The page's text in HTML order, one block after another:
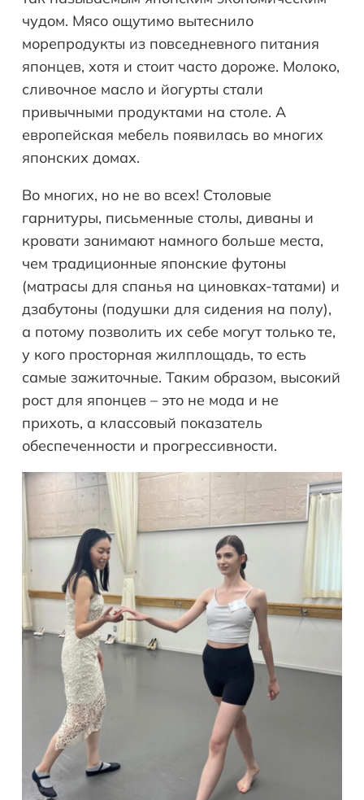
чудом. Мясо ощутимо вытеснило
морепродукты из повседневного питания
японцев, хотя и стоит часто дороже. Молоко,
сливочное масло и йогурты стали
привычными продуктами на столе. А
европейская мебель появилась во многих
японских домах.
Во многих, но не во всех! Столовые
гарнитуры, письменные столы, диваны и
кровати занимают намного больше места,
чем традиционные японские футоны
(матрасы для спанья на циновках-татами) и
дзабутоны (подушки для сидения на полу),
а потому позволить их себе могут только те,
у кого просторная жилплощадь, то есть
самые зажиточные. Таким образом, высокий
рост для японцев – это не мода и не
прихоть, а классовый показатель
обеспеченности и прогрессивности.